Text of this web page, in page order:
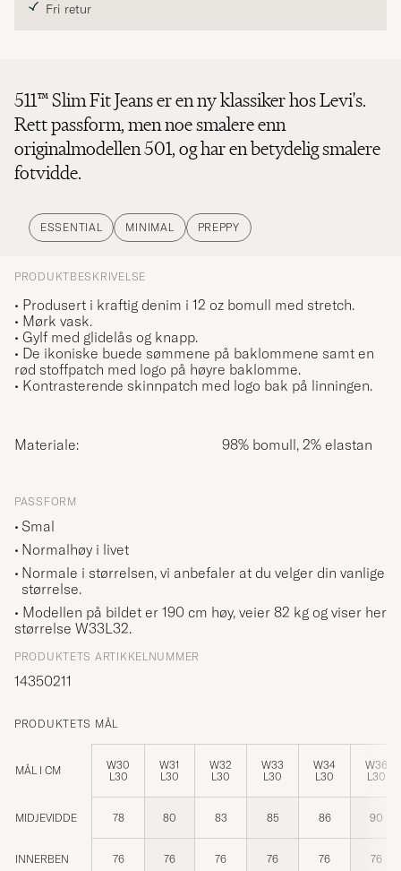
Fri retur
511™ Slim Fit Jeans er en ny klassiker hos Levi's.
Rett passform, men noe smalere enn
originalmodellen 501, og har en betydelig smalere
fotvidde.
ESSENTIAL MINIMAL PREPPY
PRODUKTBESKRIVELSE
• Produsert i kraftig denim i 12 oz bomull med stretch.
• Mørk vask.
• Gylf med glidelås og knapp.
• De ikoniske buede sømmene på baklommene samt en
rød stoffpatch med logo på høyre baklomme.
• Kontrasterende skinnpatch med logo bak på linningen.
Materiale: 98% bomull, 2% elastan
PASSFORM
Smal
Normalhøy i livet
Normale i størrelsen, vi anbefaler at du velger din vanlige
størrelse.
• Modellen på bildet er 190 cm høy, veier 82 kg og viser her
størrelse W33L32.
PRODUKTETS ARTIKKELNUMMER
14350211
PRODUKTETS MÅL
MÅL I CM
W30
L30
W31
L30
W32
L30
W33
L30
W34
L30
W36
L30
MIDJEVIDDE 78 80 83 85 86 90
INNERBEN 76 76 76 76 76 76